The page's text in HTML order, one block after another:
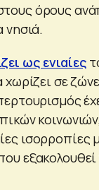
όρους
νησιά.
ως ενιαίες
χωρίζει σε
ισορροπίες